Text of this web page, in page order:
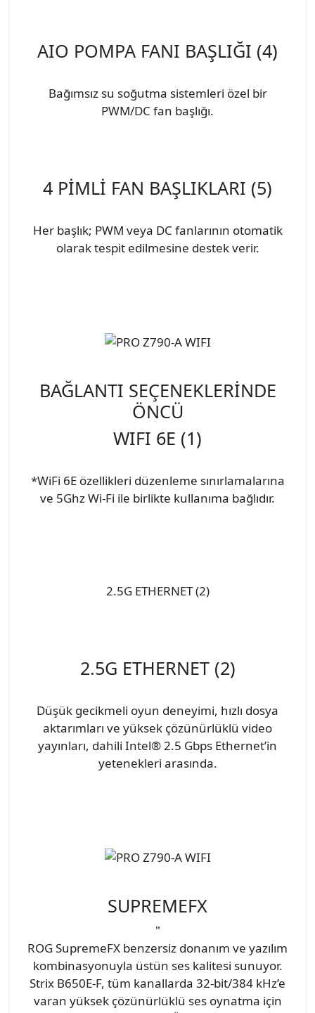
AIO POMPA FANI BAŞLIĞI (4)
Bağımsız su soğutma sistemleri özel bir
PWM/DC fan başlığı.
4 PİMLİ FAN BAŞLIKLARI (5)
Her başlık; PWM veya DC fanlarının otomatik
olarak tespit edilmesine destek verir.
BAĞLANTI SEÇENEKLERİNDE
ÖNCÜ
WIFI 6E (1)
*WiFi 6E özellikleri düzenleme sınırlamalarına
ve 5Ghz Wi-Fi ile birlikte kullanıma bağlıdır.
2.5G ETHERNET (2)
2.5G ETHERNET (2)
Düşük gecikmeli oyun deneyimi, hızlı dosya
aktarımları ve yüksek çözünürlüklü video
yayınları, dahili Intel® 2.5 Gbps Ethernet’in
yetenekleri arasında.
SUPREMEFX
"
ROG SupremeFX benzersiz donanım ve yazılım
kombinasyonuyla üstün ses kalitesi sunuyor.
Strix B650E-F, tüm kanallarda 32-bit/384 kHz’e
varan yüksek çözünürlüklü ses oynatma için